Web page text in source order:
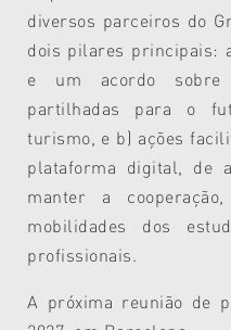
diversos parceiros do
dois pilares principais:
e um acordo sobre
partilhadas para o
turismo, e b) ações
plataforma digital, de
manter a
mobilidades dos
profissionais.
A próxima reunião de